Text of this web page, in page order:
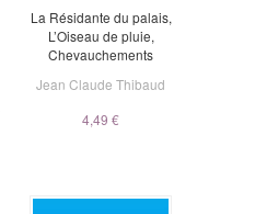
La Résidante du palais,
L’Oiseau de pluie,
Chevauchements
Jean Claude Thibaud
4,49 €